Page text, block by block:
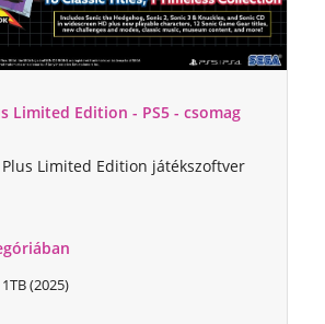
Limited Edition - PS5 - csomag
Limited Edition játékszoftver
(2025)